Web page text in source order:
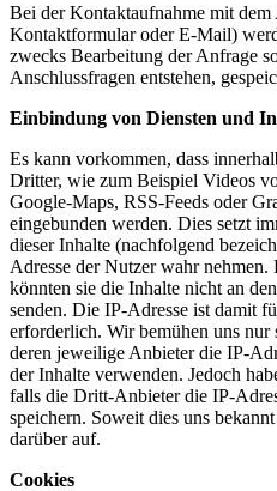
Bei der Kontaktaufnahme mit
Kontaktformular oder E-Mail)
zwecks Bearbeitung der Anfrage
Anschlussfragen entstehen,
Einbindung von Diensten und
Es kann vorkommen, dass
Dritter, wie zum Beispiel Videos
Google-Maps, RSS-Feeds oder
eingebunden werden. Dies setzt
dieser Inhalte (nachfolgend
Adresse der Nutzer wahr
könnten sie die Inhalte nicht an
senden. Die IP-Adresse ist damit
erforderlich. Wir bemühen uns nur
deren jeweilige Anbieter die IP-
der Inhalte verwenden. Jedoch
falls die Dritt-Anbieter die IP-
speichern. Soweit dies uns
darüber auf.
Cookies